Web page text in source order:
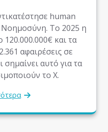
human
Το 2025 η
120.000.000€ και τα
αφαιρέσεις σε
αυτό για τα
το X.